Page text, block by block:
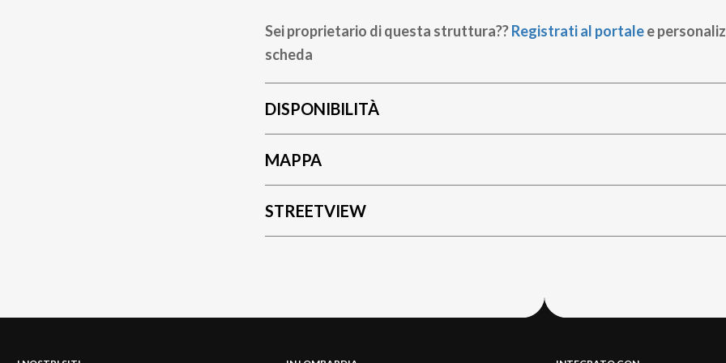
Sei proprietario di questa struttura??Registrati al portalee
scheda
DISPONIBILITÀ
MAPPA
STREETVIEW